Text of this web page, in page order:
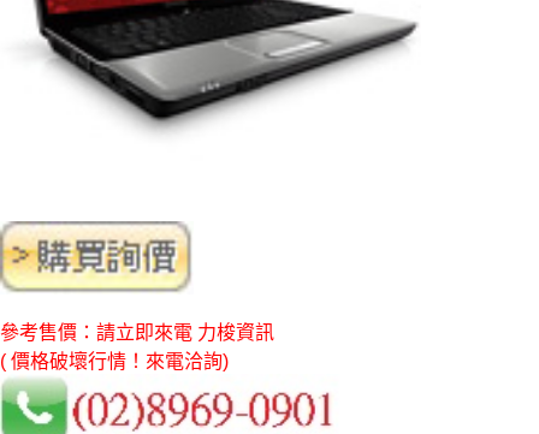
參考售價：請立即來電 力梭資訊
( 價格破壞行情！來電洽詢)